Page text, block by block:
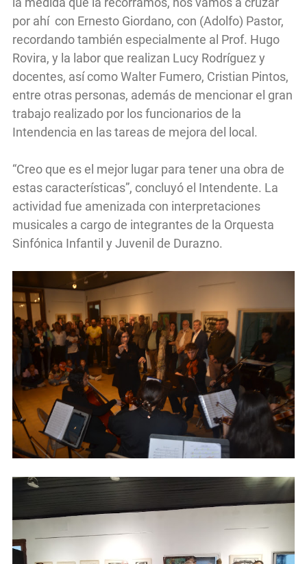
por ahí con Ernesto Giordano, con (Adolfo) Pastor,
recordando también especialmente al Prof. Hugo
Rovira, y la labor que realizan Lucy Rodríguez y
docentes, así como Walter Fumero, Cristian Pintos,
entre otras personas, además de mencionar el gran
trabajo realizado por los funcionarios de la
Intendencia en las tareas de mejora del local.
“Creo que es el mejor lugar para tener una obra de
estas características”, concluyó el Intendente. La
actividad fue amenizada con interpretaciones
musicales a cargo de integrantes de la Orquesta
Sinfónica Infantil y Juvenil de Durazno.